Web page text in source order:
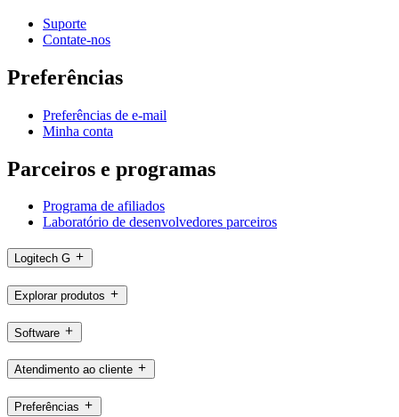
Suporte
Contate-nos
Preferências
Preferências de e-mail
Minha conta
Parceiros e programas
Programa de afiliados
Laboratório de desenvolvedores parceiros
Logitech G
Explorar produtos
Software
Atendimento ao cliente
Preferências